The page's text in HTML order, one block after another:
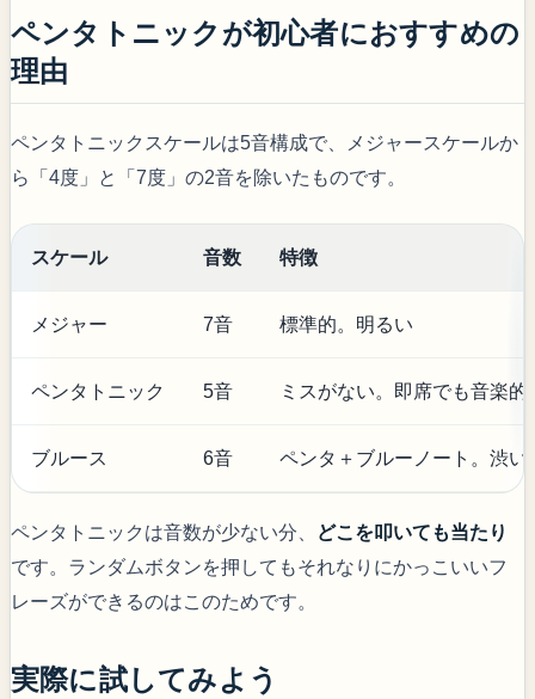
ペンタトニックが初心者におすすめの
理由
ペンタトニックスケールは5音構成で、メジャースケールか
ら「4度」と「7度」の2音を除いたものです。
スケール 音数 特徴
メジャー 7音 標準的。明るい
ペンタトニック 5音 ミスがない。即席でも音楽的
ブルース 6音 ペンタ＋ブルーノート。渋い
ペンタトニックは音数が少ない分、
どこを叩いても当たり
です。ランダムボタンを押してもそれなりにかっこいいフ
レーズができるのはこのためです。
実際に試してみよう